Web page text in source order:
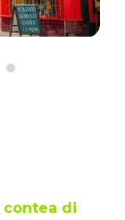
contea di